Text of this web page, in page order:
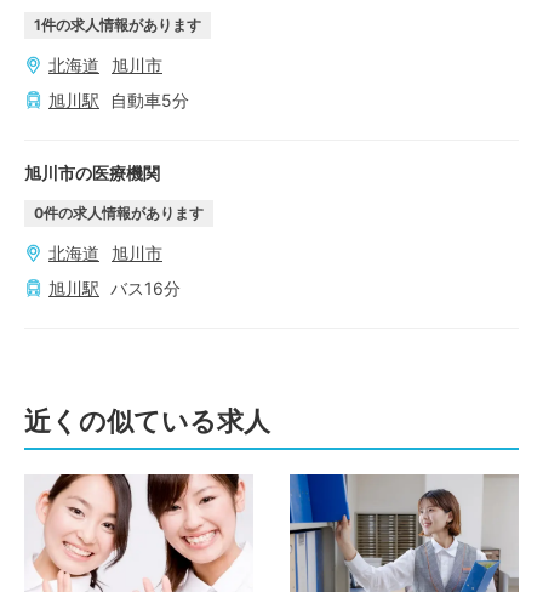
1件の求人情報があります
北海道
旭川市
旭川駅 自動車5分
旭川市の医療機関
0件の求人情報があります
北海道
旭川市
旭川駅 バス16分
近くの似ている求人